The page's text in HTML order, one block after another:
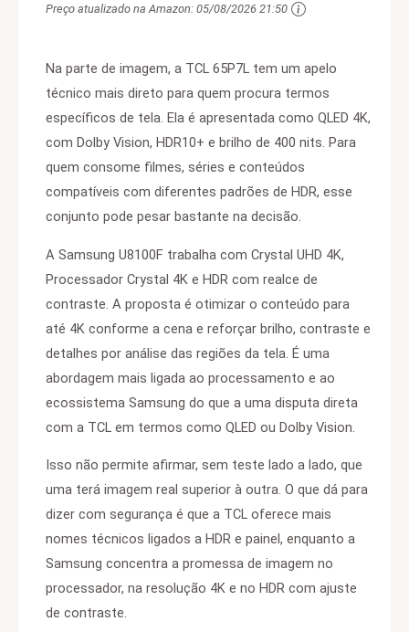
Preço atualizado na Amazon: 05/08/2026 21:50
Na parte de imagem, a TCL 65P7L tem um apelo
técnico mais direto para quem procura termos
específicos de tela. Ela é apresentada como QLED 4K,
com Dolby Vision, HDR10+ e brilho de 400 nits. Para
quem consome filmes, séries e conteúdos
compatíveis com diferentes padrões de HDR, esse
conjunto pode pesar bastante na decisão.
A Samsung U8100F trabalha com Crystal UHD 4K,
Processador Crystal 4K e HDR com realce de
contraste. A proposta é otimizar o conteúdo para
até 4K conforme a cena e reforçar brilho, contraste e
detalhes por análise das regiões da tela. É uma
abordagem mais ligada ao processamento e ao
ecossistema Samsung do que a uma disputa direta
com a TCL em termos como QLED ou Dolby Vision.
Isso não permite afirmar, sem teste lado a lado, que
uma terá imagem real superior à outra. O que dá para
dizer com segurança é que a TCL oferece mais
nomes técnicos ligados a HDR e painel, enquanto a
Samsung concentra a promessa de imagem no
processador, na resolução 4K e no HDR com ajuste
de contraste.